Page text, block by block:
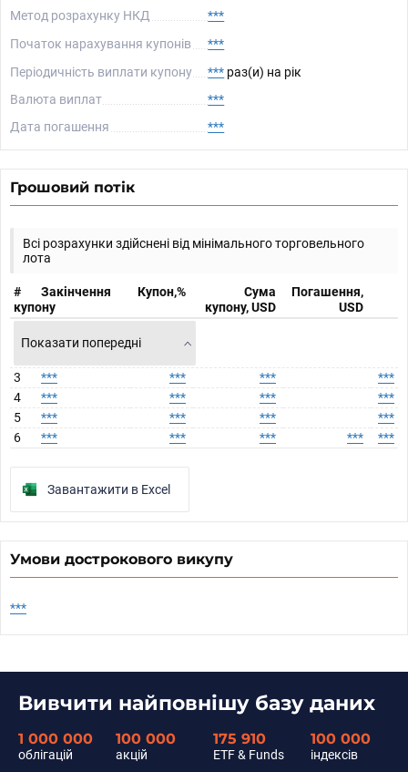
Метод розрахунку НКД
***
Початок нарахування купонів
***
Періодичність виплати купону
*** раз(и) на рік
Валюта виплат
***
Дата погашення
***
Грошовий потік
Всі розрахунки здійснені від мінімального торговельного
лота
#
Закінчення
купону
Купон,%
Сума
купону, USD
Погашення,
USD
Показати попередні
3 *** *** ***
***
4
*** *** ***
***
5
*** *** ***
***
6
*** *** *** *** ***
Завантажити в Excel
Умови дострокового викупу
***
Вивчити найповнішу базу даних
1 000 000
облігацій
100 000
акцій
175 910
ETF & Funds
100 000
індексів